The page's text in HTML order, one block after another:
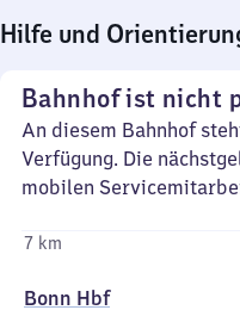
Hilfe und
Bahnhof ist nicht
An diesem Bahnhof
Verfügung. Die
mobilen
7 km
Bonn Hbf